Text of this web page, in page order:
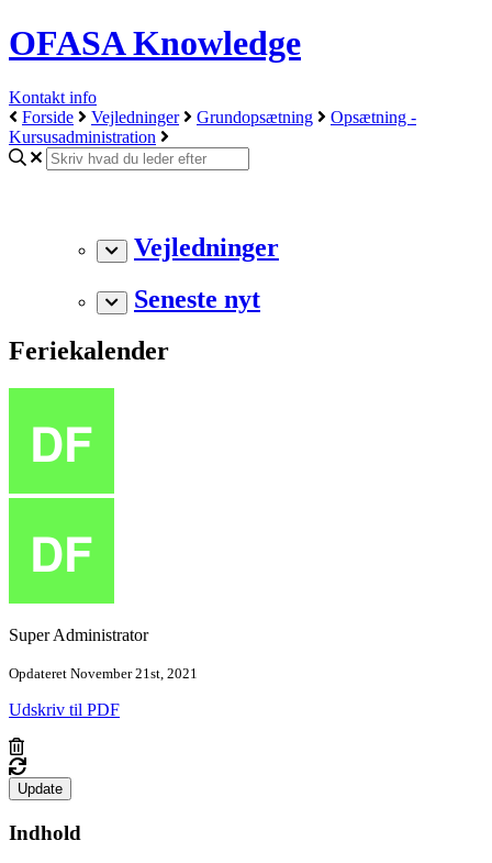
OFASA Knowledge
Kontakt info
Forside
Vejledninger Grundopsætning
Opsætning -
Kursusadministration
Vejledninger
Seneste nyt
Feriekalender
Super Administrator
Opdateret November 21st, 2021
Udskriv til PDF
Update
Indhold